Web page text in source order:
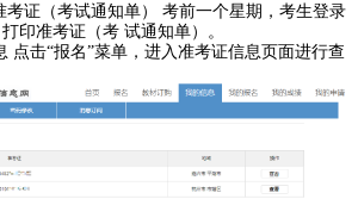
考证（考试通知单） 考前一个星期，考生登录
印准考证（考 试通知单）。
点击“报名”菜单，进入准考证信息页面进行查